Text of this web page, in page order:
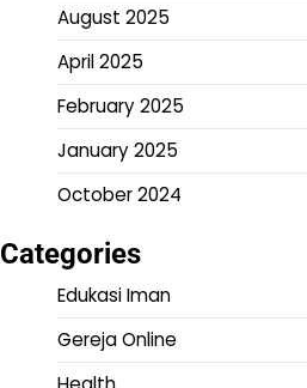
August 2025
April 2025
February 2025
January 2025
October 2024
Categories
Edukasi Iman
Gereja Online